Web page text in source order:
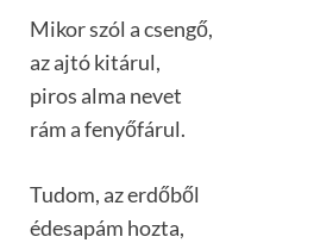
Mikor szól a csengő,
az ajtó kitárul,
piros alma nevet
rám a fenyőfárul.
Tudom, az erdőből
édesapám hozta,